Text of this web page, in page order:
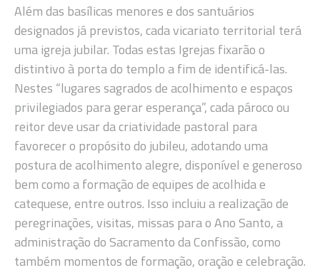
Além das basílicas menores e dos santuários
designados já previstos, cada vicariato territorial terá
uma igreja jubilar. Todas estas Igrejas fixarão o
distintivo à porta do templo a fim de identificá-las.
Nestes “lugares sagrados de acolhimento e espaços
privilegiados para gerar esperança”, cada pároco ou
reitor deve usar da criatividade pastoral para
favorecer o propósito do jubileu, adotando uma
postura de acolhimento alegre, disponível e generoso
bem como a formação de equipes de acolhida e
catequese, entre outros. Isso incluiu a realização de
peregrinações, visitas, missas para o Ano Santo, a
administração do Sacramento da Confissão, como
também momentos de formação, oração e celebração.